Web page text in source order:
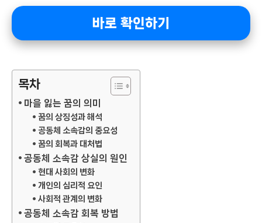
바로 확인하기
목차
마을 잃는 꿈의 의미
꿈의 상징성과 해석
공동체 소속감의 중요성
꿈의 회복과 대처법
공동체 소속감 상실의 원인
현대 사회의 변화
개인의 심리적 요인
사회적 관계의 변화
공동체 소속감 회복 방법